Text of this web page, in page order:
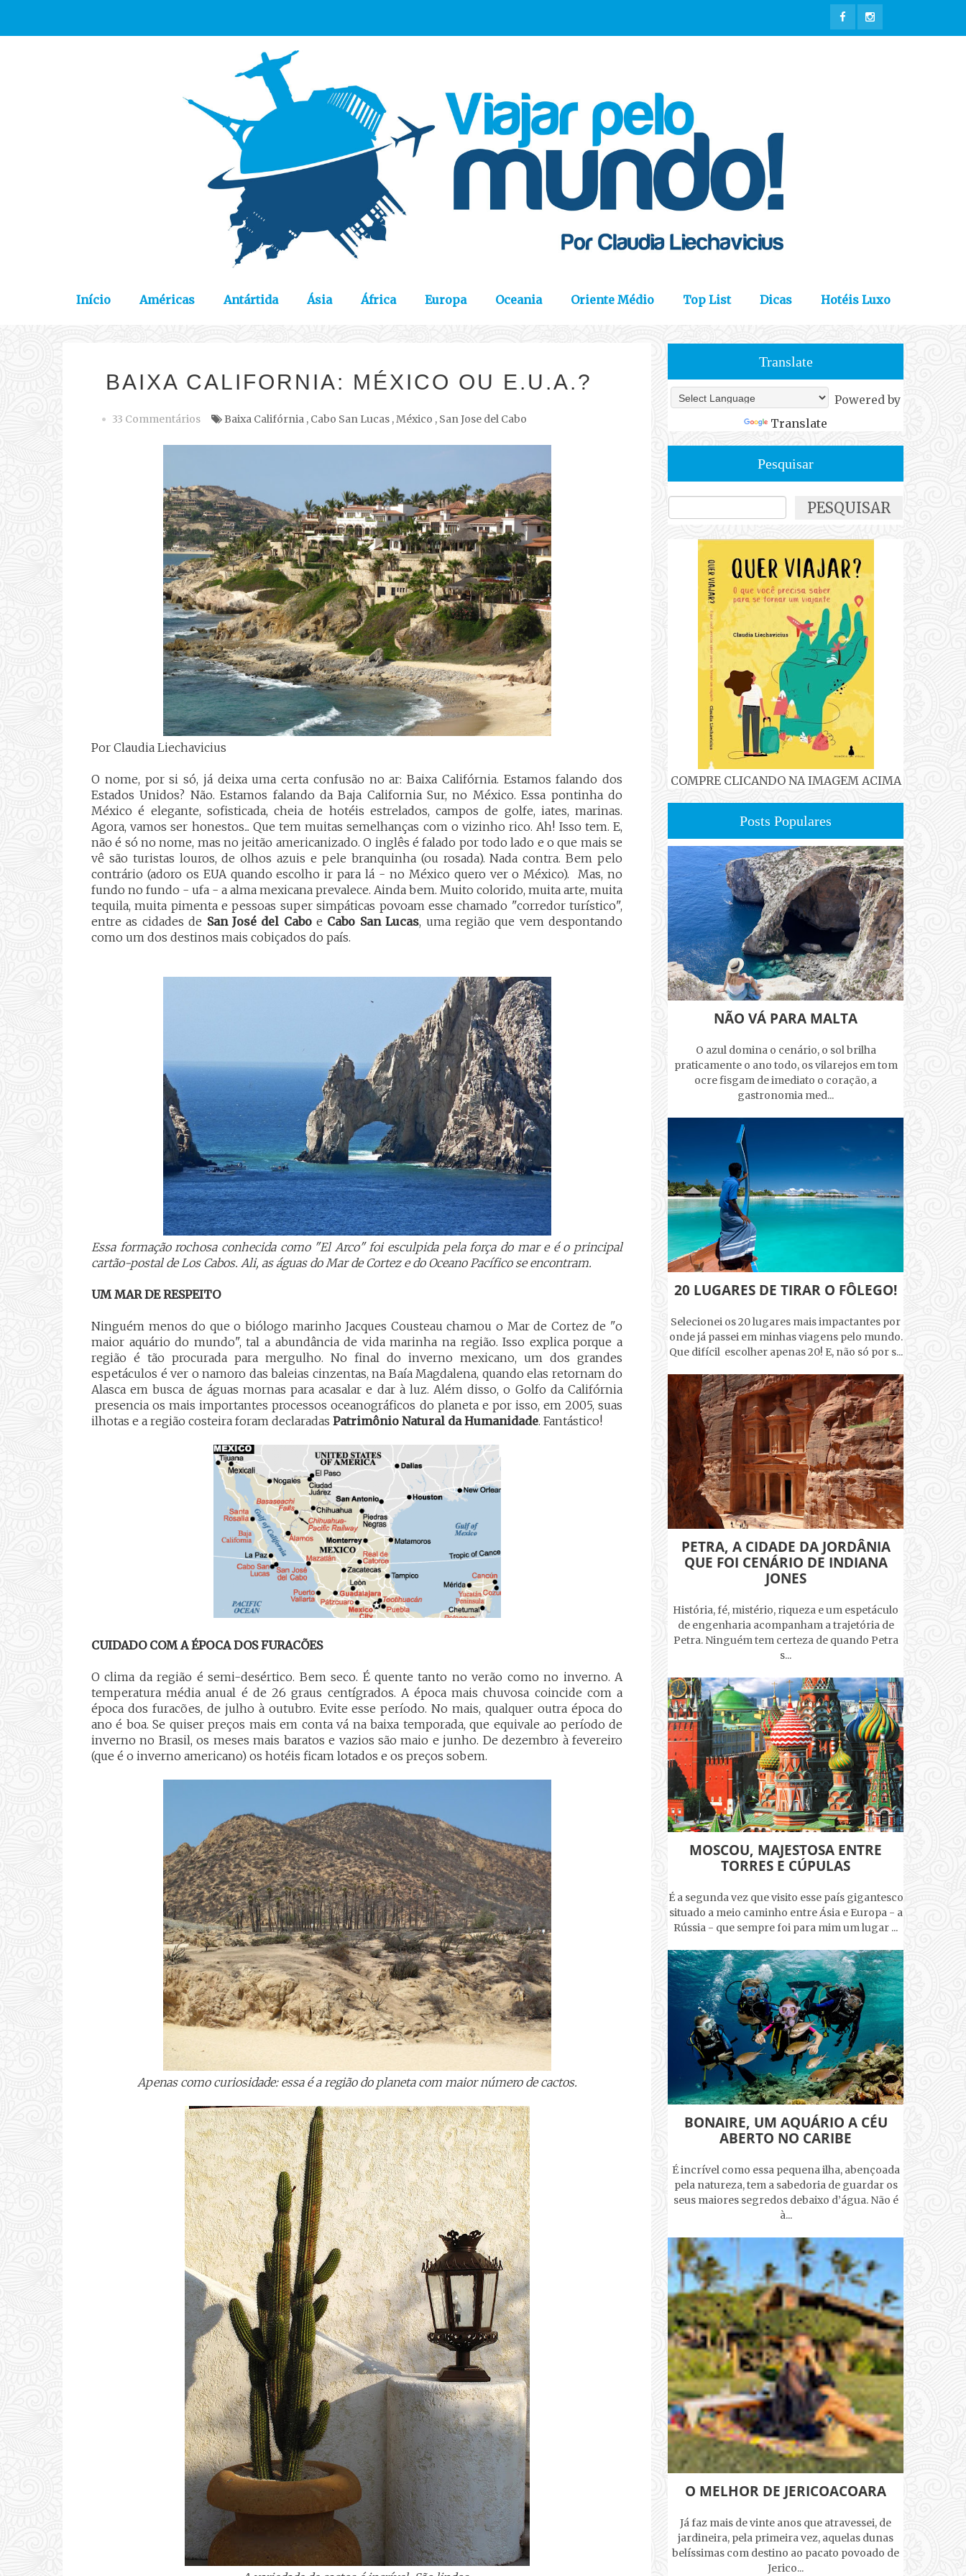
Início Américas Antártida Ásia África Europa Oceania Oriente Médio Top List Dicas Hotéis Luxo
BAIXA CALIFORNIA: MÉXICO OU E.U.A.?
33 Commentários Baixa Califórnia , Cabo San Lucas ,México , San Jose del Cabo
Por Claudia Liechavicius
O nome, por si só, já deixa uma certa confusão no ar: Baixa Califórnia. Estamos falando dos
Estados Unidos? Não. Estamos falando da Baja California Sur, no México. Essa pontinha do
México é elegante, sofisticada, cheia de hotéis estrelados, campos de golfe, iates, marinas.
Agora, vamos ser honestos... Que tem muitas semelhanças com o vizinho rico. Ah! Isso tem. E,
não é só no nome, mas no jeitão americanizado. O inglês é falado por todo lado e o que mais se
vê são turistas louros, de olhos azuis e pele branquinha (ou rosada). Nada contra. Bem pelo
contrário (adoro os EUA quando escolho ir para lá - no México quero ver o México). Mas, no
fundo no fundo - ufa - a alma mexicana prevalece. Ainda bem. Muito colorido, muita arte, muita
tequila, muita pimenta e pessoas super simpáticas povoam esse chamado "corredor turístico",
entre as cidades de San José del Caboe Cabo San Lucas, uma região que vem despontando
como um dos destinos mais cobiçados do país.
Essa formação rochosa conhecida como "El Arco" foi esculpida pela força do mar e é o principal
cartão-postal de Los Cabos. Ali, as águas do Mar de Cortez e do Oceano Pacífico se encontram.
UM MAR DE RESPEITO
Ninguém menos do que o biólogo marinho Jacques Cousteau chamou o Mar de Cortez de "o
maior aquário do mundo", tal a abundância de vida marinha na região. Isso explica porque a
região é tão procurada para mergulho. No final do inverno mexicano, um dos grandes
espetáculos é ver o namoro das baleias cinzentas, na Baía Magdalena, quando elas retornam do
Alasca em busca de águas mornas para acasalar e dar à luz. Além disso, o Golfo da Califórnia
presencia os mais importantes processos oceanográficos do planeta e por isso, em 2005, suas
ilhotas e a região costeira foram declaradas Patrimônio Natural da Humanidade. Fantástico!
CUIDADO COM A ÉPOCA DOS FURACÕES
O clima da região é semi-desértico. Bem seco. É quente tanto no verão como no inverno. A
temperatura média anual é de 26 graus centígrados. A época mais chuvosa coincide com a
época dos furacões, de julho à outubro. Evite esse período. No mais, qualquer outra época do
ano é boa. Se quiser preços mais em conta vá na baixa temporada, que equivale ao período de
inverno no Brasil, os meses mais baratos e vazios são maio e junho. De dezembro à fevereiro
(que é o inverno americano) os hotéis ficam lotados e os preços sobem.
Apenas como curiosidade: essa é a região do planeta com maior número de cactos.
Translate
Powered by
Translate
Pesquisar
COMPRE CLICANDO NA IMAGEM ACIMA
Posts Populares
NÃO VÁ PARA MALTA
O azul domina o cenário, o sol brilha
praticamente o ano todo, os vilarejos em tom
ocre fisgam de imediato o coração, a
gastronomia med...
20 LUGARES DE TIRAR O FÔLEGO!
Selecionei os 20 lugares mais impactantes por
onde já passei em minhas viagens pelo mundo.
Que difícil escolher apenas 20! E, não só por s...
PETRA, A CIDADE DA JORDÂNIA
QUE FOI CENÁRIO DE INDIANA
JONES
História, fé, mistério, riqueza e um espetáculo
de engenharia acompanham a trajetória de
Petra. Ninguém tem certeza de quando Petra
s...
MOSCOU, MAJESTOSA ENTRE
TORRES E CÚPULAS
É a segunda vez que visito esse país gigantesco
situado a meio caminho entre Ásia e Europa - a
Rússia - que sempre foi para mim um lugar ...
BONAIRE, UM AQUÁRIO A CÉU
ABERTO NO CARIBE
É incrível como essa pequena ilha, abençoada
pela natureza, tem a sabedoria de guardar os
seus maiores segredos debaixo d’água. Não é
à...
O MELHOR DE JERICOACOARA
Já faz mais de vinte anos que atravessei, de
jardineira, pela primeira vez, aquelas dunas
belíssimas com destino ao pacato povoado de
Jerico...